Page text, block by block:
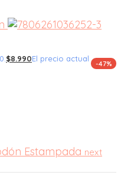
$8.990El precio actual
-47%
Estampada next